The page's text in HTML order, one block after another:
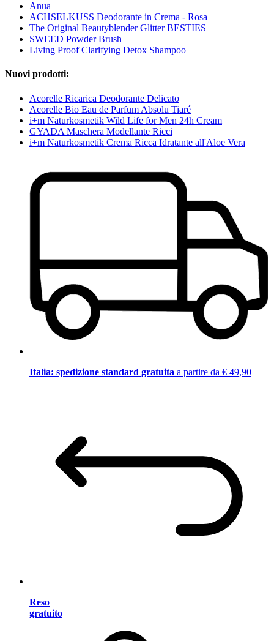
Anua
ACHSELKUSS Deodorante in Crema - Rosa
The Original Beautyblender Glitter BESTIES
SWEED Powder Brush
Living Proof Clarifying Detox Shampoo
Nuovi prodotti:
Acorelle Ricarica Deodorante Delicato
Acorelle Bio Eau de Parfum Absolu Tiaré
i+m Naturkosmetik Wild Life for Men 24h Cream
GYADA Maschera Modellante Ricci
i+m Naturkosmetik Crema Ricca Idratante all'Aloe Vera
Italia: spedizione standard gratuita a partire da € 49,90
Reso
gratuito